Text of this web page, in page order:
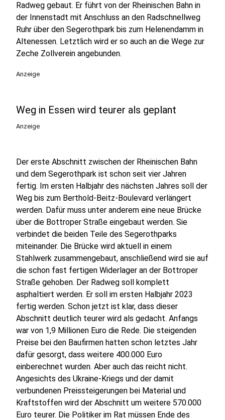
Radweg gebaut. Er führt von der Rheinischen Bahn in
der Innenstadt mit Anschluss an den Radschnellweg
Ruhr über den Segerothpark bis zum Helenendamm in
Altenessen. Letztlich wird er so auch an die Wege zur
Zeche Zollverein angebunden.
Anzeige
Weg in Essen wird teurer als geplant
Anzeige
Der erste Abschnitt zwischen der Rheinischen Bahn
und dem Segerothpark ist schon seit vier Jahren
fertig. Im ersten Halbjahr des nächsten Jahres soll der
Weg bis zum Berthold-Beitz-Boulevard verlängert
werden. Dafür muss unter anderem eine neue Brücke
über die Bottroper Straße eingebaut werden. Sie
verbindet die beiden Teile des Segerothparks
miteinander. Die Brücke wird aktuell in einem
Stahlwerk zusammengebaut, anschließend wird sie auf
die schon fast fertigen Widerlager an der Bottroper
Straße gehoben. Der Radweg soll komplett
asphaltiert werden. Er soll im ersten Halbjahr 2023
fertig werden. Schon jetzt ist klar, dass dieser
Abschnitt deutlich teurer wird als gedacht. Anfangs
war von 1,9 Millionen Euro die Rede. Die steigenden
Preise bei den Baufirmen hatten schon letztes Jahr
dafür gesorgt, dass weitere 400.000 Euro
einberechnet wurden. Aber auch das reicht nicht.
Angesichts des Ukraine-Kriegs und der damit
verbundenen Preissteigerungen bei Material und
Kraftstoffen wird der Abschnitt um weitere 570.000
Euro teurer. Die Politiker im Rat müssen Ende des